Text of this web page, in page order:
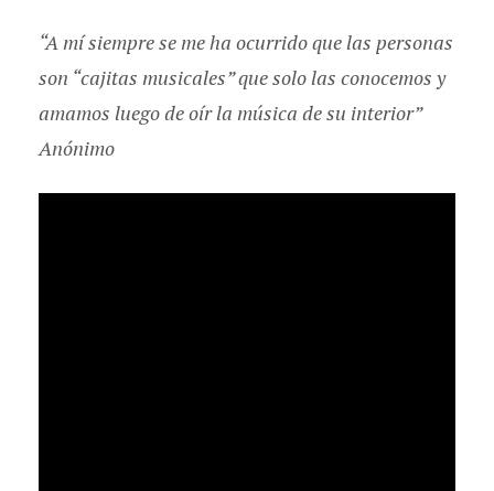
“A mí siempre se me ha ocurrido que las personas
son “cajitas musicales” que solo las conocemos y
amamos luego de oír la música de su interior”
Anónimo